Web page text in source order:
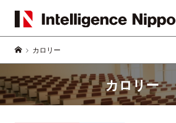
カロリー
カロリー